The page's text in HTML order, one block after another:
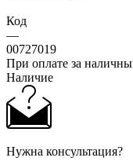
Код
—
00727019
При оплате за
Наличие
Нужна консультация?